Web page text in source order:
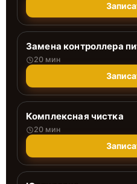
Замена контроллера
20 мин
Комплексная чистка
20 мин